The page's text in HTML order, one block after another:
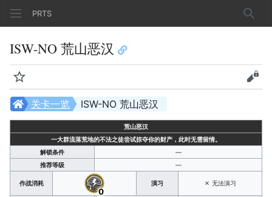
PRTS 搜索
ISW-NO 荒山恶汉
监视 查看
ISW-NO 荒山恶汉
关卡一览
荒山恶汉
一大群流落荒地的不法之徒尝试掠夺你的财产，此时无需留情。
解锁条件
—
推荐等级
—
作战消耗
0
演习 无法演习